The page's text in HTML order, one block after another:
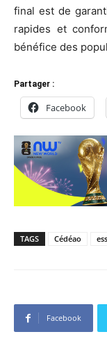
final est de
rapides et
bénéfice des
Partager :
Facebook
TAGS Cédéao
Facebook